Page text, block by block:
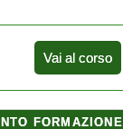
Vai al corso